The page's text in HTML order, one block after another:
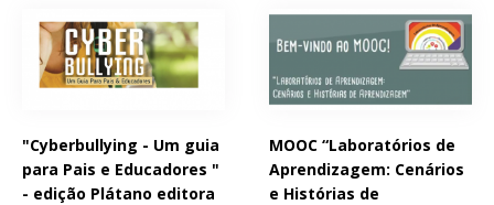
"Cyberbullying - Um guia
para Pais e Educadores "
- edição Plátano editora
MOOC “Laboratórios de
Aprendizagem: Cenários
e Histórias de